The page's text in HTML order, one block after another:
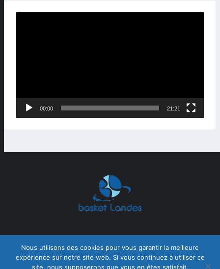
00:00 21:21
Nous utilisons des cookies pour vous garantir la meilleure
expérience sur notre site web. Si vous continuez à utiliser ce
site, nous supposerons que vous en êtes satisfait.